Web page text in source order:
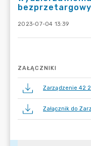
2023-07-04 13:39
ZAŁĄCZNIKI
Zarządzenie 42
Załącznik do